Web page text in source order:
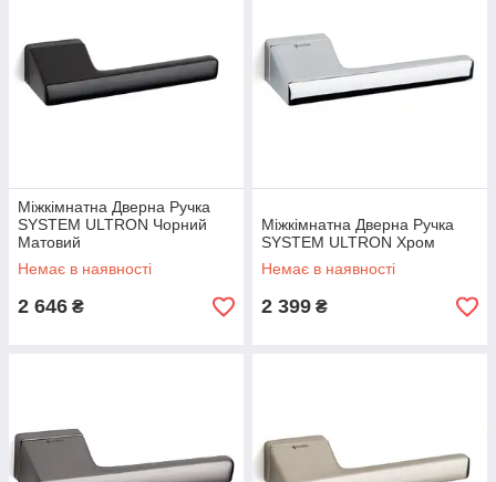
Міжкімнатна Дверна Ручка
SYSTEM ULTRON Чорний
Матовий
Немає в наявності
2 646 ₴
Міжкімнатна Дверна Ручка
SYSTEM ULTRON Хром
Немає в наявності
2 399 ₴